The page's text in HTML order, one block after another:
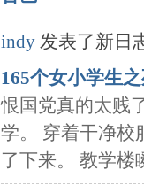
indy 发表了新日
165个女小学生
恨国党真的太贱
学。 穿着干净校
了下来。 教学楼